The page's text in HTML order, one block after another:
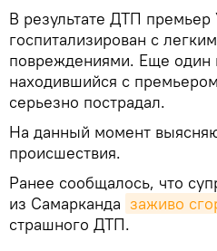
В результате ДТП премьер
госпитализирован с
повреждениями. Еще один
находившийся с
серьезно пострадал.
На данный момент
происшествия.
Ранее сообщалось, что
из Самарканда заживо
страшного ДТП.